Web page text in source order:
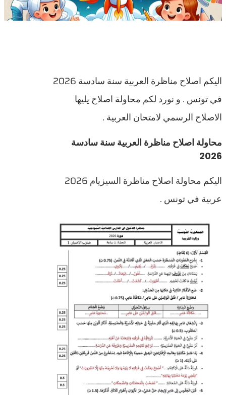
اليكم اصلاح مناظرة العربية سنة سادسة 2026
في تونس . و نورد لكم محاولة اصلاح يليها
الاصلاح الرسمي لامتحان العربية .
محاولة اصلاح مناظرة العربية سنة سادسة
2026
اليكم محاولة اصلاح مناظرة السيزيام 2026
عربية في تونس .